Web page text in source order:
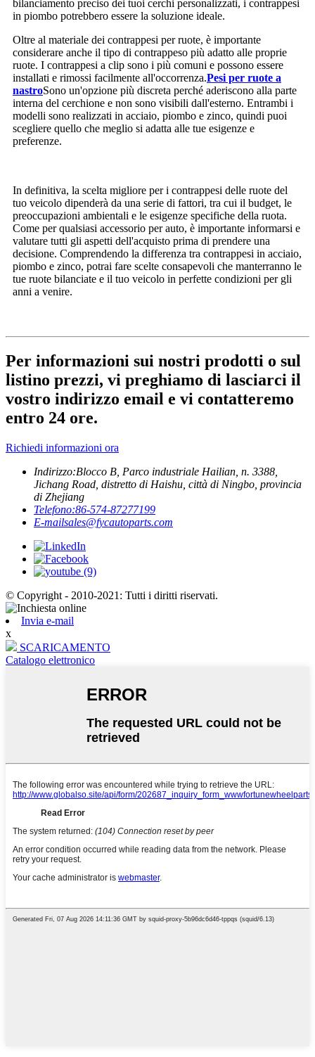
bilanciamento preciso dei tuoi cerchi personalizzati, i contrappesi
in piombo potrebbero essere la soluzione ideale.
Oltre al materiale dei contrappesi per ruote, è importante
considerare anche il tipo di contrappeso più adatto alle proprie
ruote. I contrappesi a clip sono i più comuni e possono essere
installati e rimossi facilmente all'occorrenza.Pesi per ruote a
nastroSono un'opzione più discreta perché aderiscono alla parte
interna del cerchione e non sono visibili dall'esterno. Entrambi i
modelli sono realizzati in acciaio, piombo e zinco, quindi puoi
scegliere quello che meglio si adatta alle tue esigenze e
preferenze.
In definitiva, la scelta migliore per i contrappesi delle ruote del
tuo veicolo dipenderà da una serie di fattori, tra cui il budget, le
preoccupazioni ambientali e le esigenze specifiche della ruota.
Come per qualsiasi accessorio per auto, è importante informarsi e
valutare tutti gli aspetti dell'acquisto prima di prendere una
decisione. Comprendendo la differenza tra contrappesi in acciaio,
piombo e zinco, potrai fare scelte consapevoli che manterranno le
tue ruote bilanciate e il tuo veicolo in perfette condizioni per gli
anni a venire.
Per informazioni sui nostri prodotti o sul
listino prezzi, vi preghiamo di lasciarci il
vostro indirizzo email e vi contatteremo
entro 24 ore.
Richiedi informazioni ora
Indirizzo:Blocco B, Parco industriale Hailian, n. 3388,
Jichang Road, distretto di Haishu, città di Ningbo, provincia
di Zhejiang
Telefono:86-574-87277199
E-mailsales@fycautoparts.com
© Copyright - 2010-2021: Tutti i diritti riservati.
Invia e-mail
x
SCARICAMENTO
Catalogo elettronico